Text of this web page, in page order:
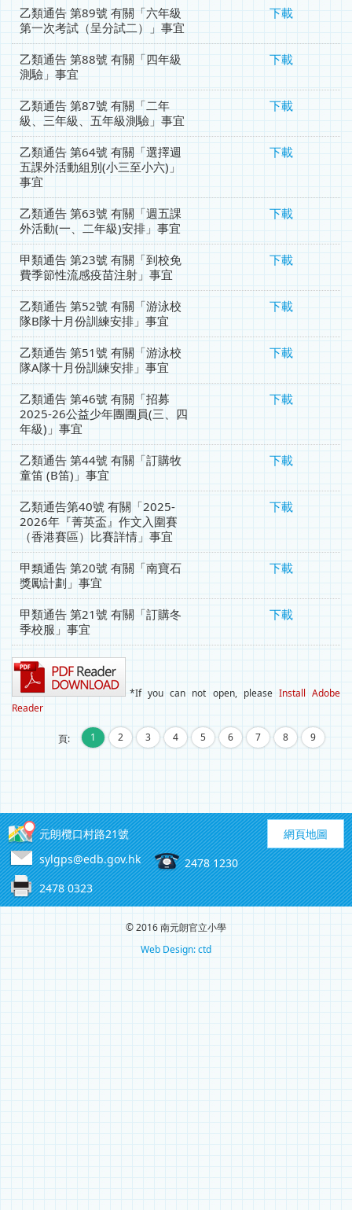
乙類通告 第89號 有關「六年級
第一次考試（呈分試二）」事宜
下載
乙類通告 第88號 有關「四年級
測驗」事宜
下載
乙類通告 第87號 有關「二年
級、三年級、五年級測驗」事宜
下載
乙類通告 第64號 有關「選擇週
五課外活動組別(小三至小六)」
事宜
下載
乙類通告 第63號 有關「週五課
外活動(一、二年級)安排」事宜
下載
甲類通告 第23號 有關「到校免
費季節性流感疫苗注射」事宜
下載
乙類通告 第52號 有關「游泳校
隊B隊十月份訓練安排」事宜
下載
乙類通告 第51號 有關「游泳校
隊A隊十月份訓練安排」事宜
下載
乙類通告 第46號 有關「招募
2025-26公益少年團團員(三、四
年級)」事宜
下載
乙類通告 第44號 有關「訂購牧
童笛 (B笛)」事宜
下載
乙類通告第40號 有關「2025-
2026年『菁英盃』作文入圍賽
（香港賽區）比賽詳情」事宜
下載
甲類通告 第20號 有關「南寶石
獎勵計劃」事宜
下載
甲類通告 第21號 有關「訂購冬
季校服」事宜
下載
*If you can not open, please Install Adobe
Reader
頁: 1 2 3 4 5 6 7 8 9 …
網頁地圖
元朗欖口村路21號
sylgps@edb.gov.hk
2478 1230
2478 0323
© 2016 南元朗官立小學
Web Design: ctd